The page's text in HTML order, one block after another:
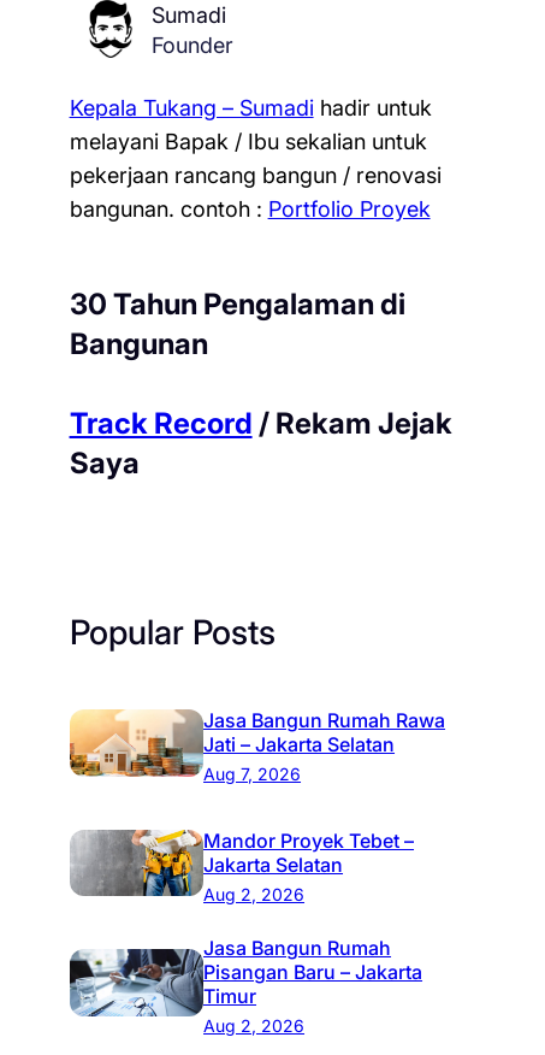
Sumadi
Founder
Kepala Tukang – Sumadihadir untuk
melayani Bapak / Ibu sekalian untuk
pekerjaan rancang bangun / renovasi
bangunan. contoh : Portfolio Proyek
30 Tahun Pengalaman di
Bangunan
Track Record / Rekam Jejak
Saya
Popular Posts
Jasa Bangun Rumah Rawa
Jati – Jakarta Selatan
Aug 7, 2026
Mandor Proyek Tebet –
Jakarta Selatan
Aug 2, 2026
Jasa Bangun Rumah
Pisangan Baru – Jakarta
Timur
Aug 2, 2026